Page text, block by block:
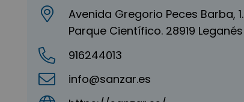
Avenida Gregorio Peces Barba, 1.
Parque Científico. 28919 Leganés
916244013
info@sanzar.es